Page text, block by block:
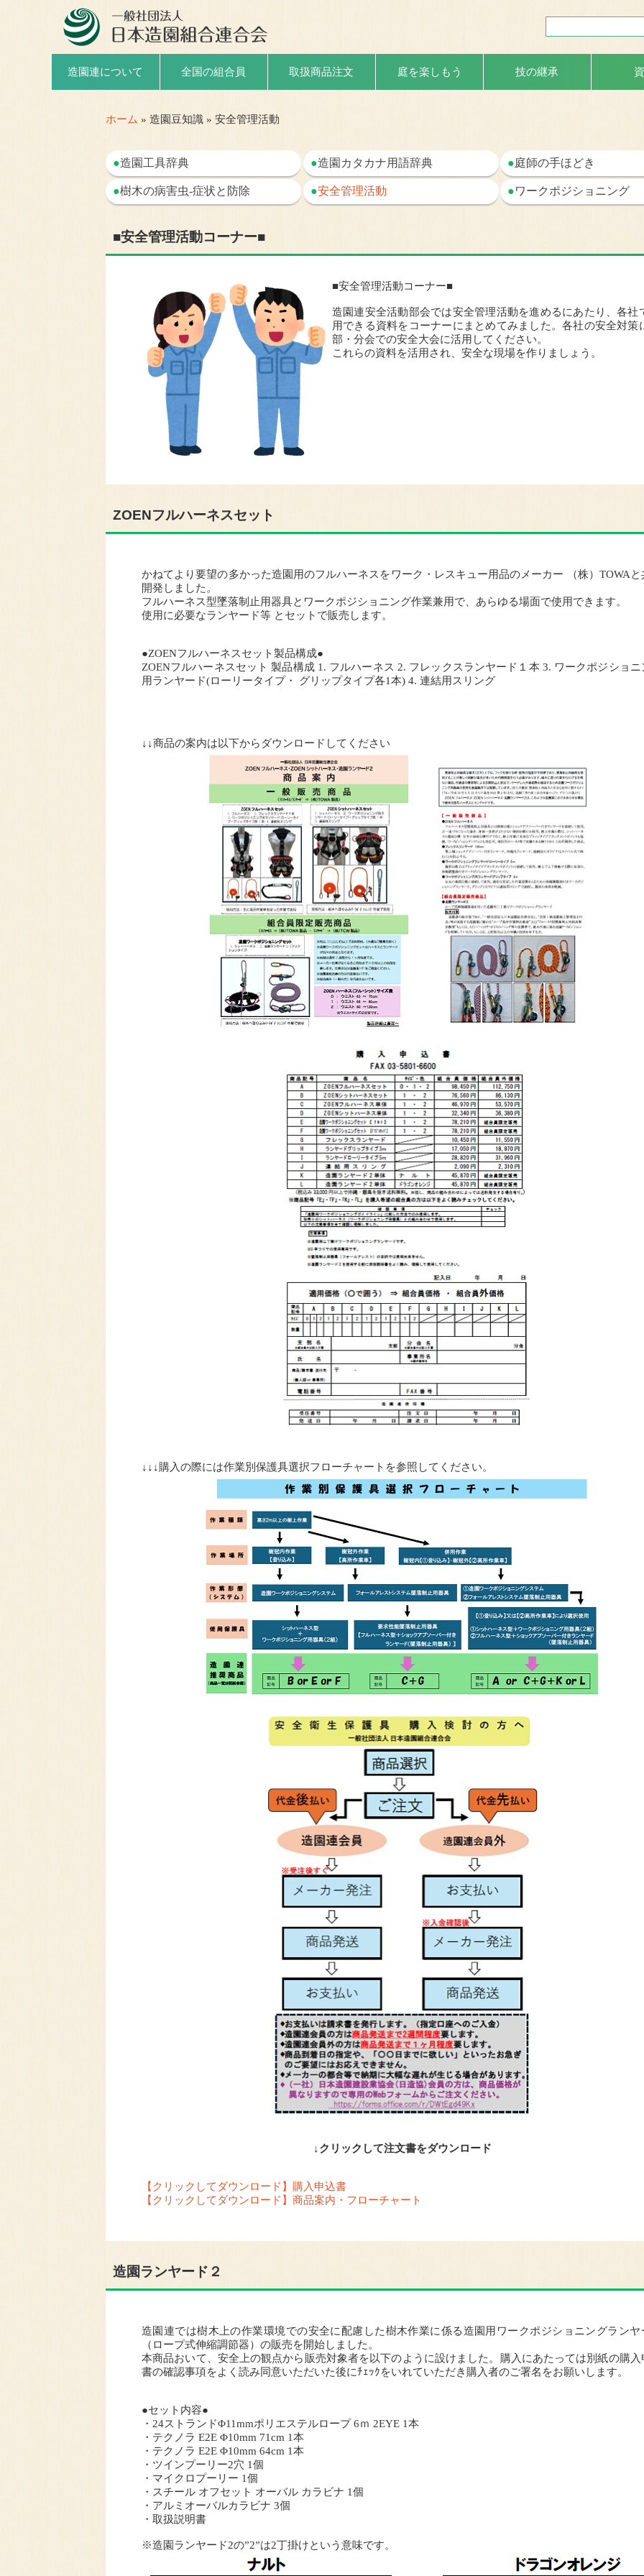
造園連について 全国の組合員 取扱商品注文 庭を楽しもう 技の継承
ホーム » 造園豆知識 » 安全管理活動
●造園工具辞典 ●造園カタカナ用語辞典 ●庭師の手ほどき
●樹木の病害虫-症状と防除 ●安全管理活動 ●ワークポジショニング
■安全管理活動コーナー■
■安全管理活動コーナー■
造園連安全活動部会では安全管理活動を進めるにあたり、各社
用できる資料をコーナーにまとめてみました。各社の安全対策
部・分会での安全大会に活用してください。
これらの資料を活用され、安全な現場を作りましょう。
ZOENフルハーネスセット
かねてより要望の多かった造園用のフルハーネスをワーク・レスキュー用品のメーカー （株）TOWAと
開発しました。
フルハーネス型墜落制止用器具とワークポジショニング作業兼用で、あらゆる場面で使用できます。
使用に必要なランヤード等 とセットで販売します。
●ZOENフルハーネスセット製品構成●
ZOENフルハーネスセット 製品構成 1. フルハーネス 2. フレックスランヤード１本 3. ワークポジショニ
用ランヤード(ローリータイプ・ グリップタイプ各1本) 4. 連結用スリング
↓↓商品の案内は以下からダウンロードしてください
↓↓↓購入の際には作業別保護具選択フローチャートを参照してください。
↓クリックして注文書をダウンロード
【クリックしてダウンロード】購入申込書
【クリックしてダウンロード】商品案内・フローチャート
造園ランヤード２
造園連では樹木上の作業環境での安全に配慮した樹木作業に係る造園用ワークポジショニングランヤ
（ロープ式伸縮調節器）の販売を開始しました。
本商品おいて、安全上の観点から販売対象者を以下のように設けました。購入にあたっては別紙の購入
書の確認事項をよく読み同意いただいた後にﾁｪｯｸをいれていただき購入者のご署名をお願いします。
●セット内容●
・24ストランドΦ11mmポリエステルロープ 6ｍ 2EYE 1本
・テクノラ E2E Φ10mm 71cm 1本
・テクノラ E2E Φ10mm 64cm 1本
・ツインプーリー2穴 1個
・マイクロプーリー 1個
・スチール オフセット オーバル カラビナ 1個
・アルミオーバルカラビナ 3個
・取扱説明書
※造園ランヤード2の”2”は2丁掛けという意味です。